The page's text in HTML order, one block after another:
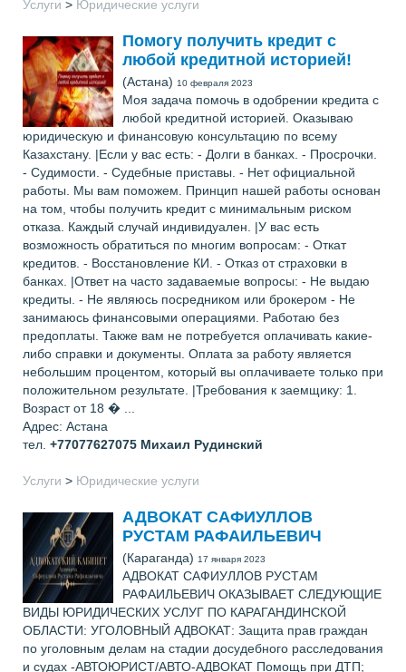
Услуги > Юридические услуги
Помогу получить кредит с
любой кредитной историей!
(Астана) 10 февраля 2023
Моя задача помочь в одобрении кредита с
любой кредитной историей. Оказываю
юридическую и финансовую консультацию по всему
Казахстану. |Если у вас есть: - Долги в банках. - Просрочки.
- Судимости. - Судебные приставы. - Нет официальной
работы. Мы вам поможем. Принцип нашей работы основан
на том, чтобы получить кредит с минимальным риском
отказа. Каждый случай индивидуален. |У вас есть
возможность обратиться по многим вопросам: - Откат
кредитов. - Восстановление КИ. - Отказ от страховки в
банках. |Ответ на часто задаваемые вопросы: - Не выдаю
кредиты. - Не являюсь посредником или брокером - Не
занимаюсь финансовыми операциями. Работаю без
предоплаты. Также вам не потребуется оплачивать какие-
либо справки и документы. Оплата за работу является
небольшим процентом, который вы оплачиваете только при
положительном результате. |Требования к заемщику: 1.
Возраст от 18 � ...
Адрес: Астана
тел. +77077627075 Михаил Рудинский
Услуги > Юридические услуги
АДВОКАТ САФИУЛЛОВ
РУСТАМ РАФАИЛЬЕВИЧ
(Караганда) 17 января 2023
АДВОКАТ САФИУЛЛОВ РУСТАМ
РАФАИЛЬЕВИЧ ОКАЗЫВАЕТ СЛЕДУЮЩИЕ
ВИДЫ ЮРИДИЧЕСКИХ УСЛУГ ПО КАРАГАНДИНСКОЙ
ОБЛАСТИ: УГОЛОВНЫЙ АДВОКАТ: Защита прав граждан
по уголовным делам на стадии досудебного расследования
и судах -АВТОЮРИСТ/АВТО-АДВОКАТ Помощь при ДТП;